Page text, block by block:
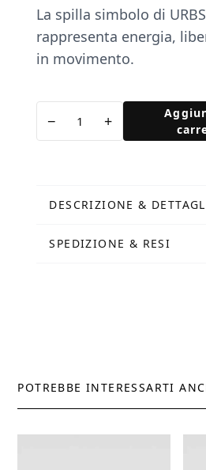
La spilla simbolo di
rappresenta energia,
in movimento.
− +
DESCRIZIONE &
SPEDIZIONE & RESI
POTREBBE INTERESSARTI